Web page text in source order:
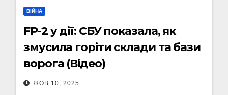
ВІЙНА
FP-2 у дії: СБУ показала, як
змусила горіти склади та бази
ворога (Відео)
ЖОВ 10, 2025